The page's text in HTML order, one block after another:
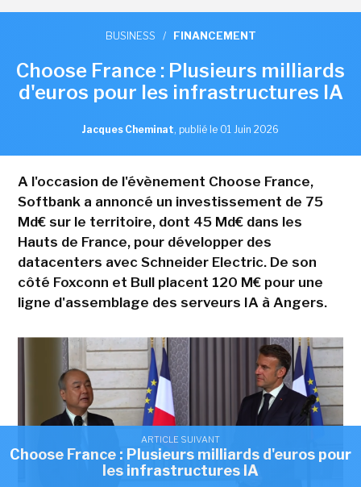
ARTICLE SUIVANT
Choose France : Plusieurs milliards d'euros pour
les infrastructures IA
BUSINESS / FINANCEMENT
Choose France : Plusieurs milliards
d'euros pour les infrastructures IA
Jacques Cheminat, publié le 01 Juin 2026
A l'occasion de l'évènement Choose France,
Softbank a annoncé un investissement de 75
Md€ sur le territoire, dont 45 Md€ dans les
Hauts de France, pour développer des
datacenters avec Schneider Electric. De son
côté Foxconn et Bull placent 120 M€ pour une
ligne d'assemblage des serveurs IA à Angers.